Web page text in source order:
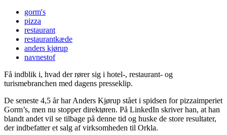
gorm's
pizza
restaurant
restaurantkæde
anders kjørup
navnestof
Få indblik i, hvad der rører sig i hotel-, restaurant- og
turismebranchen med dagens presseklip.
De seneste 4,5 år har Anders Kjørup stået i spidsen for pizzaimperiet
Gorm’s, men nu stopper direktøren. På LinkedIn skriver han, at han
blandt andet vil se tilbage på denne tid og huske de store resultater,
der indbefatter et salg af virksomheden til Orkla.